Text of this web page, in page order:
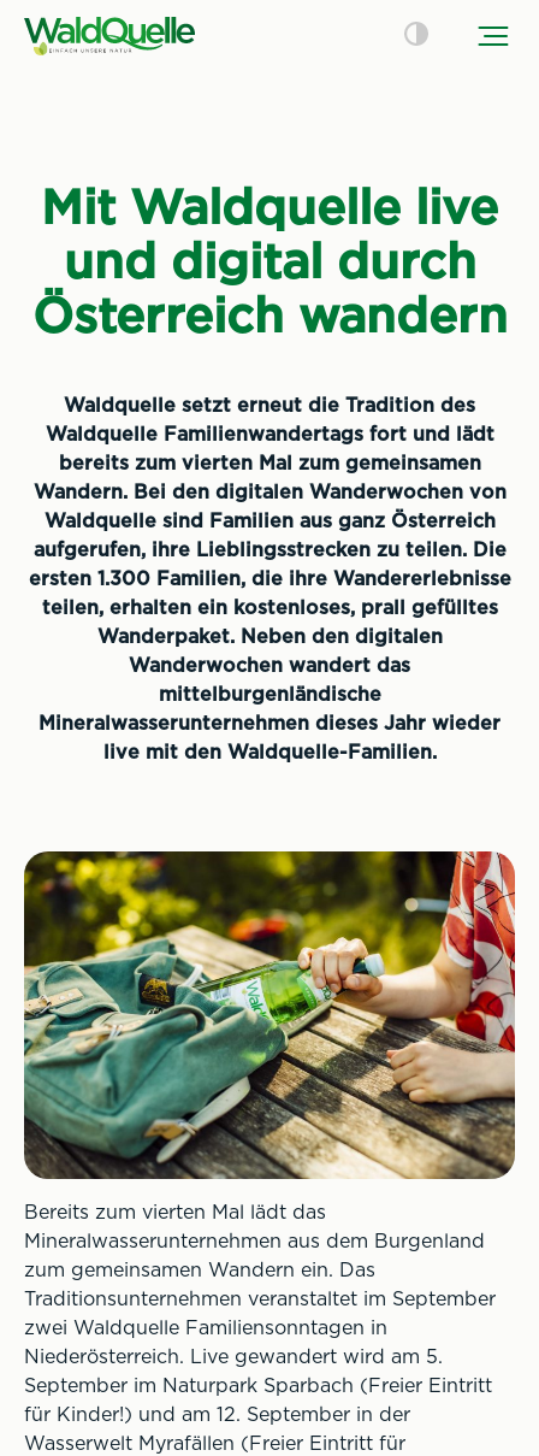
Mit Waldquelle live
und digital durch
Österreich wandern
Waldquelle setzt erneut die Tradition des
Waldquelle Familienwandertags fort und lädt
bereits zum vierten Mal zum gemeinsamen
Wandern. Bei den digitalen Wanderwochen von
Waldquelle sind Familien aus ganz Österreich
aufgerufen, ihre Lieblingsstrecken zu teilen. Die
ersten 1.300 Familien, die ihre Wandererlebnisse
teilen, erhalten ein kostenloses, prall gefülltes
Wanderpaket. Neben den digitalen
Wanderwochen wandert das
mittelburgenländische
Mineralwasserunternehmen dieses Jahr wieder
live mit den Waldquelle-Familien.
Bereits zum vierten Mal lädt das
Mineralwasserunternehmen aus dem Burgenland
zum gemeinsamen Wandern ein. Das
Traditionsunternehmen veranstaltet im September
zwei Waldquelle Familiensonntagen in
Niederösterreich. Live gewandert wird am 5.
September im Naturpark Sparbach (Freier Eintritt
für Kinder!) und am 12. September in der
Wasserwelt Myrafällen (Freier Eintritt für